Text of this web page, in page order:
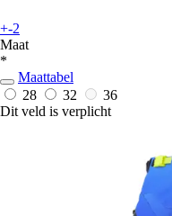
+-2
Maat
*
Maattabel
28
32
36
Dit veld is verplicht